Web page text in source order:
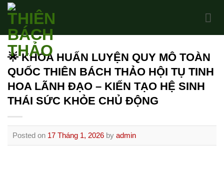
Skip
content
🌟 KHÓA HUẤN LUYỆN QUY MÔ TOÀN
QUỐC THIÊN BÁCH THẢO HỘI TỤ TINH
HOA LÃNH ĐẠO – KIẾN TẠO HỆ SINH
THÁI SỨC KHỎE CHỦ ĐỘNG
Posted on 17 Tháng 1, 2026 by admin